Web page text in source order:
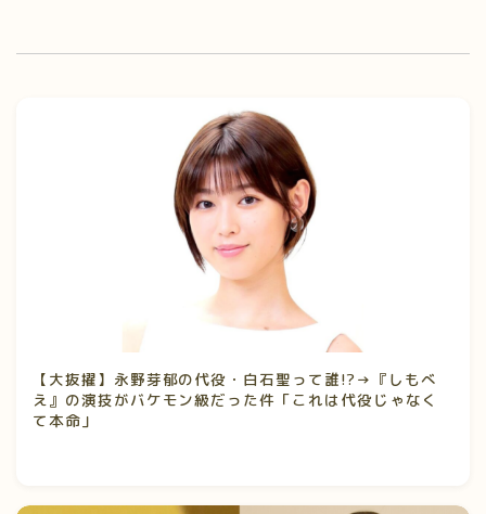
【大抜擢】永野芽郁の代役・白石聖って誰!?→『しもべ
え』の演技がバケモン級だった件「これは代役じゃなく
て本命」